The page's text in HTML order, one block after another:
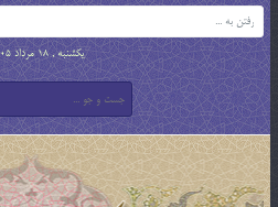
یکشنبه , 18 مرداد 1405